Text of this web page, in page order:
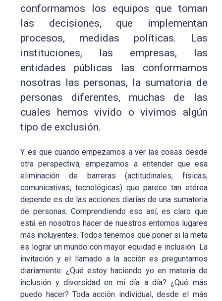
conformamos los equipos que toman
las decisiones, que implementan
procesos, medidas políticas. Las
instituciones, las empresas, las
entidades públicas las conformamos
nosotras las personas, la sumatoria de
personas diferentes, muchas de las
cuales hemos vivido o vivimos algún
tipo de exclusión.
Y es que cuando empezamos a ver las cosas desde
otra perspectiva, empezamos a entender que esa
eliminación de barreras (actitudinales, físicas,
comunicativas, tecnológicas) que parece tan etérea
depende es de las acciones diarias de una sumatoria
de personas. Comprendiendo eso así, es claro que
está en nosotros hacer de nuestros entornos lugares
más incluyentes. Todos tenemos que poner si la meta
es lograr un mundo con mayor equidad e inclusión. La
invitación y el llamado a la acción es preguntarnos
diariamente: ¿Qué estoy haciendo yo en materia de
inclusión y diversidad en mi día a día? ¿Qué más
puedo hacer? Toda acción individual, desde el más